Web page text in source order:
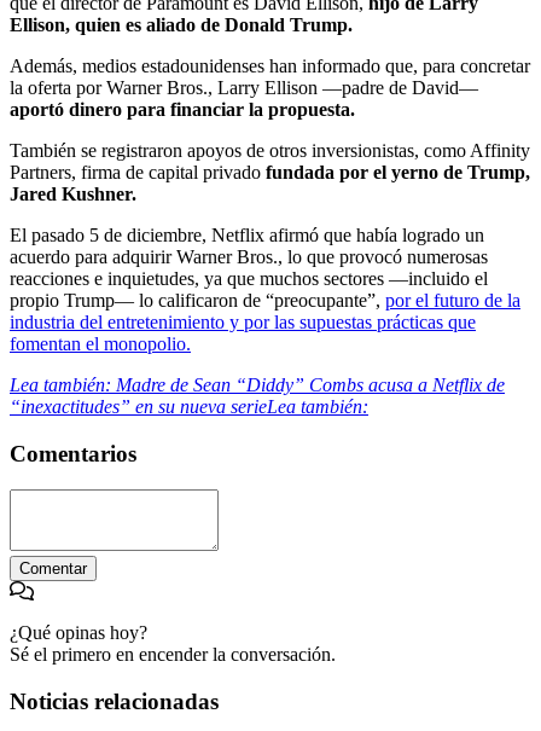
Ellison, quien es aliado de Donald Trump.
Además, medios estadounidenses han informado que, para concretar
la oferta por Warner Bros., Larry Ellison —padre de David—
aportó dinero para financiar la propuesta.
También se registraron apoyos de otros inversionistas, como Affinity
Partners, firma de capital privado fundada por el yerno de Trump,
Jared Kushner.
El pasado 5 de diciembre, Netflix afirmó que había logrado un
acuerdo para adquirir Warner Bros., lo que provocó numerosas
reacciones e inquietudes, ya que muchos sectores —incluido el
propio Trump— lo calificaron de “preocupante”, por el futuro de la
industria del entretenimiento y por las supuestas prácticas que
fomentan el monopolio.
Lea también: Madre de Sean “Diddy” Combs acusa a Netflix de
“inexactitudes” en su nueva serieLea también:
Comentarios
Comentar
¿Qué opinas hoy?
Sé el primero en encender la conversación.
Noticias relacionadas